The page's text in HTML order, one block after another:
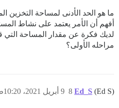
أفهم أن الأمر يعتمد على نشاط
لديك فكرة عن مقدار المساحة التي
مراحله الأولى؟
Ed_S (Ed S) 9 أبريل 2021، 10:20ص 8